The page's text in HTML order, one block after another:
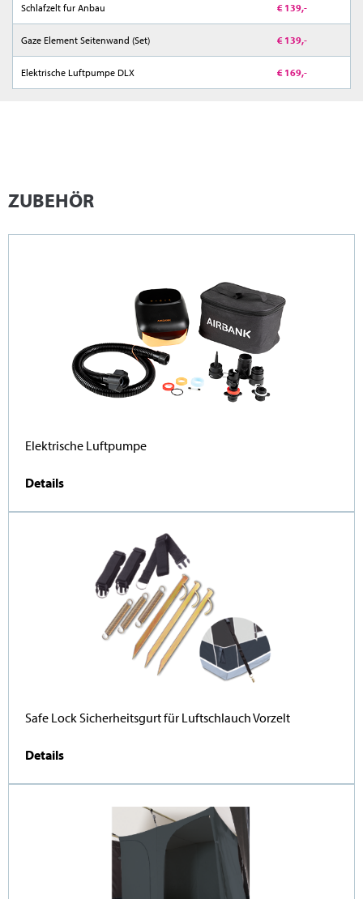
Schlafzelt fur Anbau € 139,-
Gaze Element Seitenwand (Set) € 139,-
Elektrische Luftpumpe DLX € 169,-
ZUBEHÖR
Elektrische Luftpumpe
Details
Safe Lock Sicherheitsgurt für Luftschlauch Vorzelt
Details